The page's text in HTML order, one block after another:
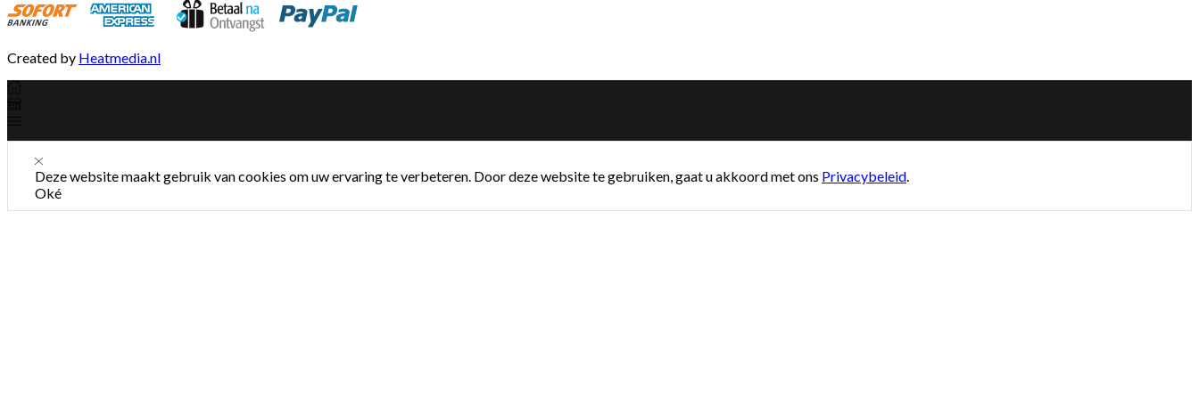
Created by Heatmedia.nl
Deze website maakt gebruik van cookies om uw ervaring te verbeteren. Door deze website te gebruiken, gaat u akkoord met ons Privacybeleid.
Oké